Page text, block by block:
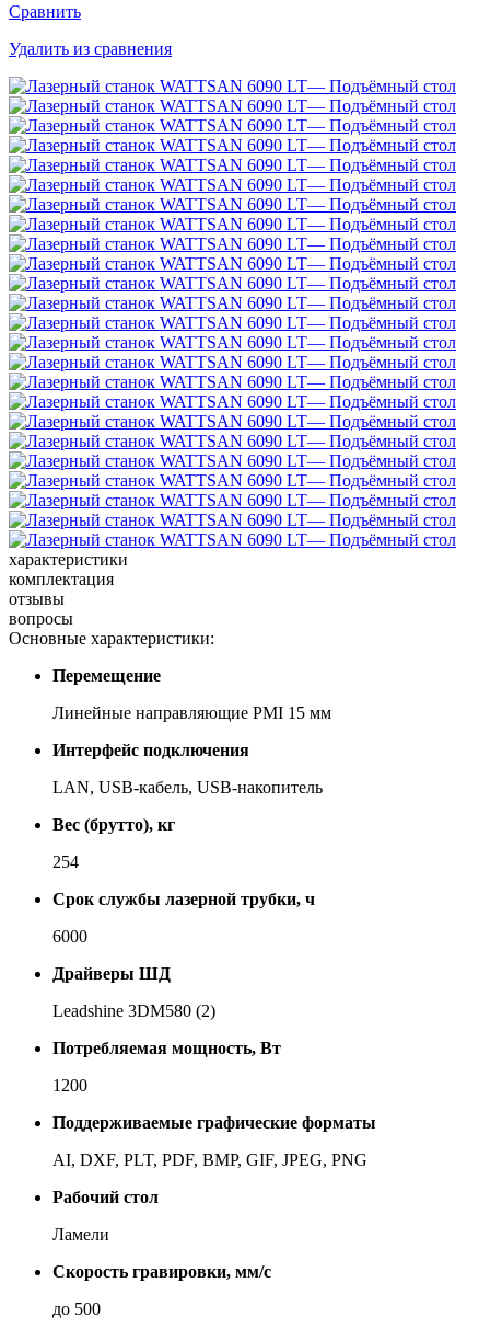
Сравнить
Удалить из сравнения
характеристики
комплектация
отзывы
вопросы
Основные характеристики:
Перемещение
Ли­ней­ные на­прав­ля­ю­щие PMI 15 мм
Интерфейс подключения
LAN, USB-ка­бель, USB-на­ко­пи­тель
Вес (брутто), кг
254
Срок службы лазерной трубки, ч
6000
Драйверы ШД
Leadshine 3DM580 (2)
Потребляемая мощность, Вт
1200
Поддерживаемые графические форматы
AI, DXF, PLT, PDF, BMP, GIF, JPEG, PNG
Рабочий стол
Ла­ме­ли
Скорость гравировки, мм/с
до 500